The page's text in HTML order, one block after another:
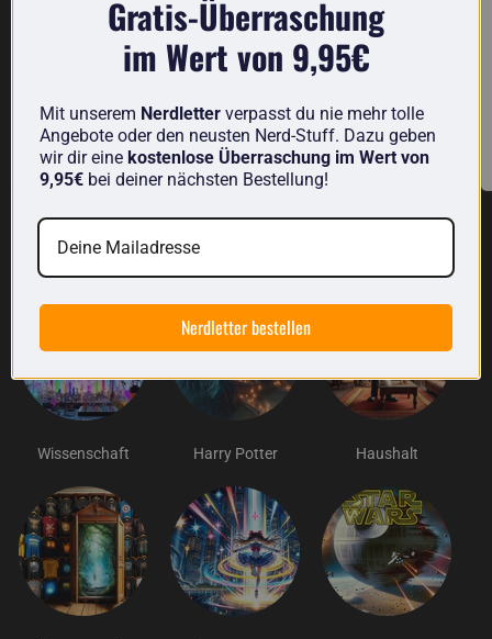
Auf Lager
Analoger Roboterbausatz
Auf Lager
Entdecke weitere nerdige Produkte von uns:
Wissenschaft Harry Potter Haushalt
Gratis-Überraschung
im Wert von 9,95€
Mit unserem Nerdletter verpasst du nie mehr tolle
Angebote oder den neusten Nerd-Stuff. Dazu geben
wir dir eine kostenlose Überraschung im Wert von
9,95€ bei deiner nächsten Bestellung!
Nerdletter bestellen